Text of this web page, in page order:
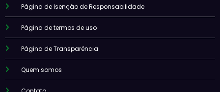
Página de Isenção de Responsabilidade
Página de termos de uso
Página de Transparência
Quem somos